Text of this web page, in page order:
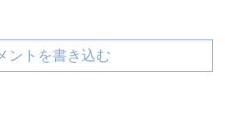
ントを書き込む